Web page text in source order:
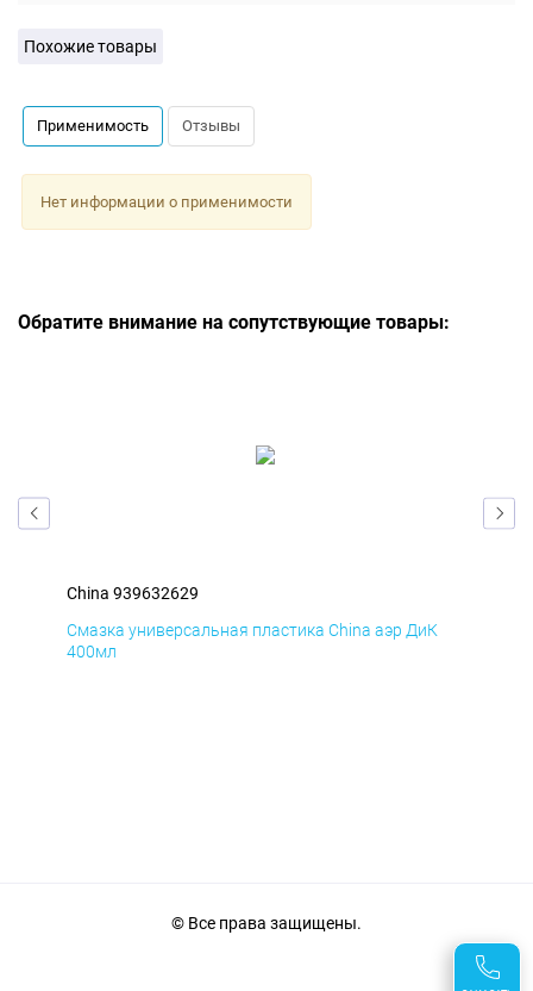
Похожие товары
Применимость Отзывы
Нет информации о применимости
Обратите внимание на сопутствующие товары:
China 939632629
Смазка универсальная пластика China аэр ДиК
400мл
© Все права защищены.